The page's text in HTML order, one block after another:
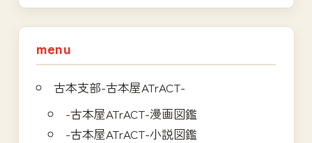
ー
送
り
menu
古本支部-古本屋ATrACT-
-古本屋ATrACT-漫画図鑑
-古本屋ATrACT-小説図鑑